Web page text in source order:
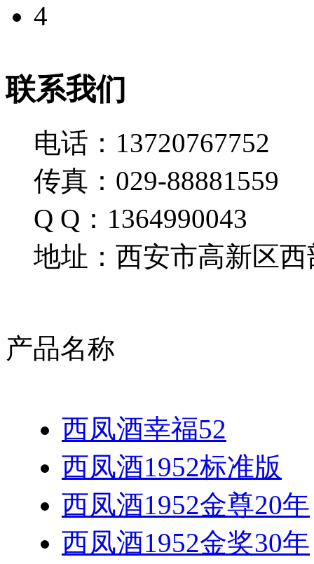
4
联系我们
电话：13720767752
传真：029-88881559
Q Q：1364990043
地址：西安市高新区西
产品名称
西凤酒幸福52
西凤酒1952标准版
西凤酒1952金尊20年
西凤酒1952金奖30年